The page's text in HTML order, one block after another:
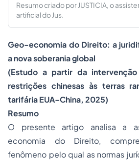
Resumo criado por JUSTICIA, o
artificial do Jus.
Geo-economia do Direito: a
a nova soberania global
(Estudo a partir da
restrições chinesas às terras
tarifária EUA–China, 2025)
Resumo
O presente artigo analisa a
economia do Direito,
fenômeno pelo qual as normas